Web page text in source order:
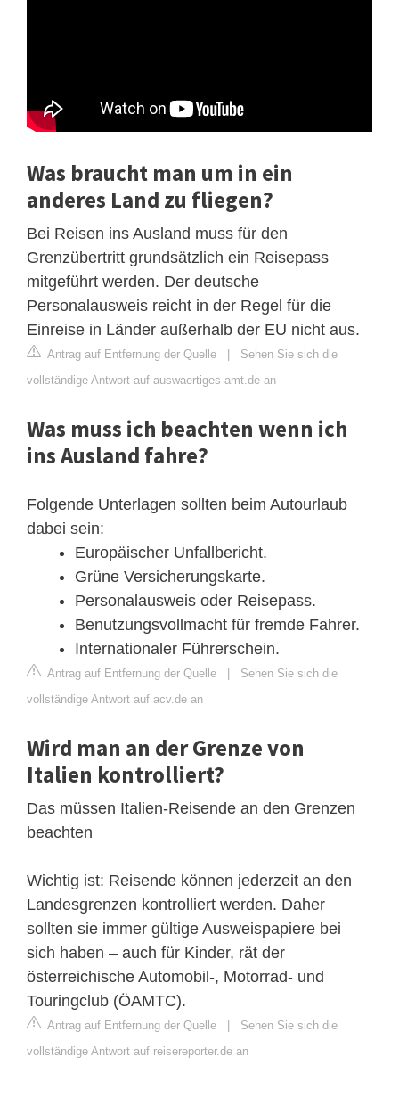
Was braucht man um in ein
anderes Land zu fliegen?
Bei Reisen ins Ausland muss für den
Grenzübertritt grundsätzlich ein Reisepass
mitgeführt werden. Der deutsche
Personalausweis reicht in der Regel für die
Einreise in Länder außerhalb der EU nicht aus.
Antrag auf Entfernung der Quelle | Sehen Sie sich die
vollständige Antwort auf auswaertiges-amt.de an
Was muss ich beachten wenn ich
ins Ausland fahre?
Folgende Unterlagen sollten beim Autourlaub
dabei sein:
Europäischer Unfallbericht.
Grüne Versicherungskarte.
Personalausweis oder Reisepass.
Benutzungsvollmacht für fremde Fahrer.
Internationaler Führerschein.
Antrag auf Entfernung der Quelle | Sehen Sie sich die
vollständige Antwort auf acv.de an
Wird man an der Grenze von
Italien kontrolliert?
Das müssen Italien-Reisende an den Grenzen
beachten
Wichtig ist: Reisende können jederzeit an den
Landesgrenzen kontrolliert werden. Daher
sollten sie immer gültige Ausweispapiere bei
sich haben – auch für Kinder, rät der
österreichische Automobil-, Motorrad- und
Touringclub (ÖAMTC).
Antrag auf Entfernung der Quelle | Sehen Sie sich die
vollständige Antwort auf reisereporter.de an